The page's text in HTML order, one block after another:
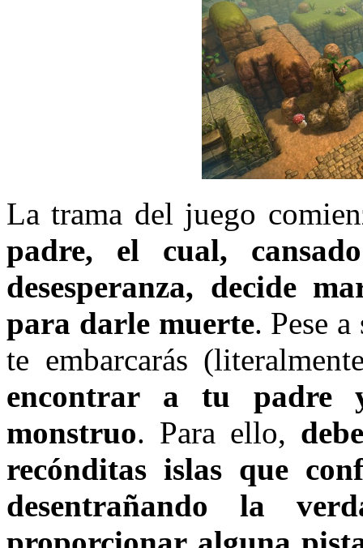
La trama del juego
padre, el cual,
desesperanza, decide
para darle muerte. Pese
te embarcarás
encontrar a tu padre
monstruo. Para ello,
recónditas islas que
desentrañando la